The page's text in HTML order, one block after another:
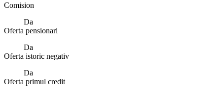
Comision
Da
Oferta pensionari
Da
Oferta istoric negativ
Da
Oferta primul credit